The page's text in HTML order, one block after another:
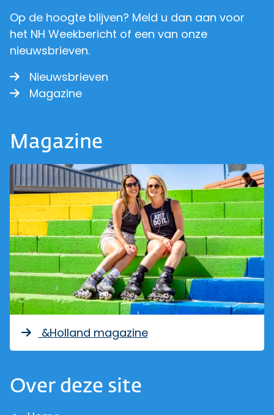
Op de hoogte blijven? Meld u dan aan voor
het NH Weekbericht of een van onze
nieuwsbrieven.
Nieuwsbrieven
Magazine
Magazine
&Holland magazine
Over deze site